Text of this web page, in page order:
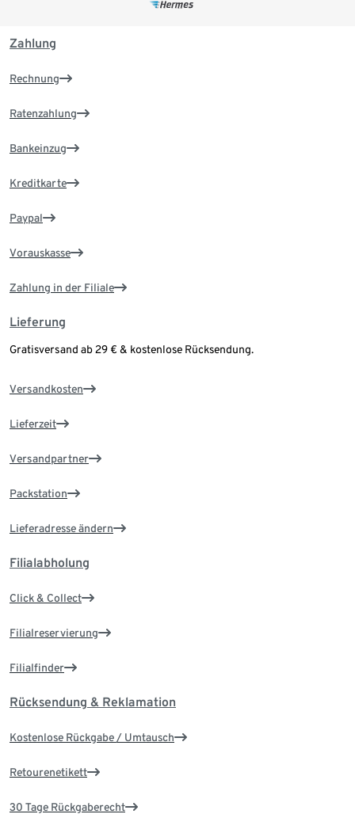
Zahlung
Rechnung
Ratenzahlung
Bankeinzug
Kreditkarte
Paypal
Vorauskasse
Zahlung in der Filiale
Lieferung
Gratisversand ab 29 € & kostenlose Rücksendung.
Versandkosten
Lieferzeit
Versandpartner
Packstation
Lieferadresse ändern
Filialabholung
Click & Collect
Filialreservierung
Filialfinder
Rücksendung & Reklamation
Kostenlose Rückgabe / Umtausch
Retourenetikett
30 Tage Rückgaberecht